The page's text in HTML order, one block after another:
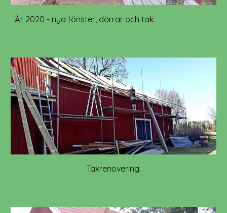
År 2020 - nya fönster, dörrar och tak.
Takrenovering.